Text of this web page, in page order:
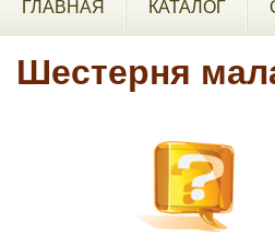
ГЛАВНАЯ КАТАЛОГ
Шестерня